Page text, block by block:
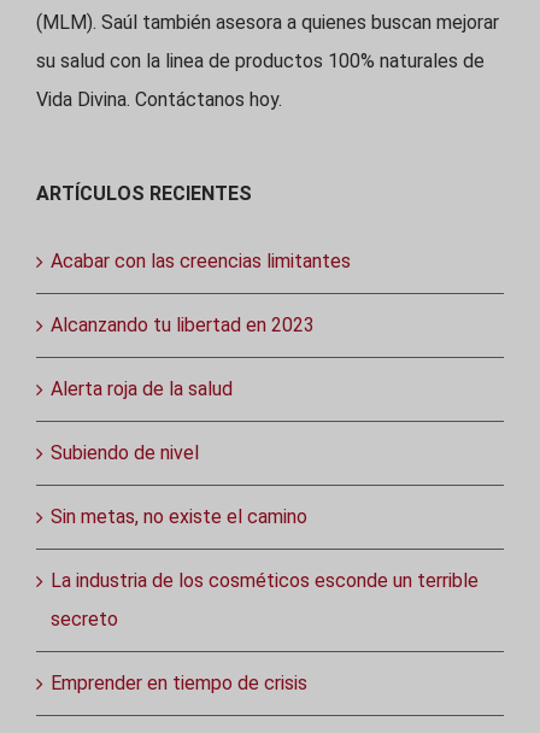
(MLM). Saúl también asesora a quienes buscan mejorar
su salud con la linea de productos 100% naturales de
Vida Divina. Contáctanos hoy.
ARTÍCULOS RECIENTES
Acabar con las creencias limitantes
Alcanzando tu libertad en 2023
Alerta roja de la salud
Subiendo de nivel
Sin metas, no existe el camino
La industria de los cosméticos esconde un terrible
secreto
Emprender en tiempo de crisis